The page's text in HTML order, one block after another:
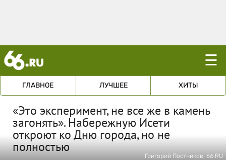
☰
ГЛАВНОЕ ЛУЧШЕЕ ХИТЫ
«Это эксперимент, не все же в камень
загонять». Набережную Исети
откроют ко Дню города, но не
полностью
Григорий Постников, 66.RU